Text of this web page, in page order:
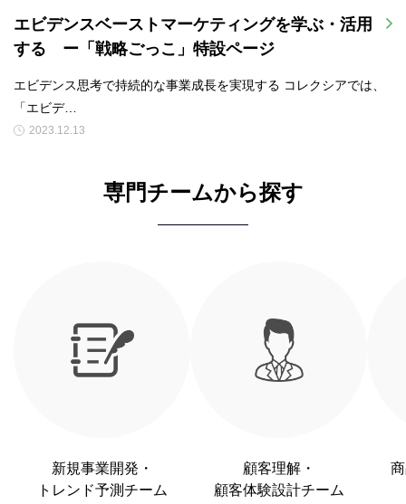
エビデンスベーストマーケティングを学ぶ・活用
する ー「戦略ごっこ」特設ページ
エビデンス思考で持続的な事業成長を実現する コレクシアでは、
「エビデ…
2023.12.13
専門チームから探す
新規事業開発・
トレンド予測チーム
顧客理解・
顧客体験設計チーム